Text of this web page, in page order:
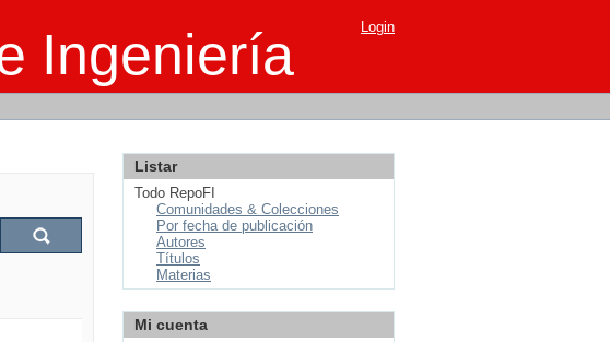
Ingeniería Login
Listar
Todo RepoFI
Comunidades & Colecciones
Por fecha de publicación
Autores
Títulos
Materias
Mi cuenta